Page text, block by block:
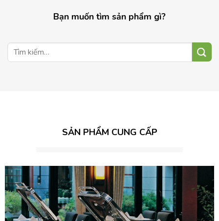
Bạn muốn tìm sản phẩm gì?
Tìm
kiếm:
SẢN PHẨM CUNG CẤP